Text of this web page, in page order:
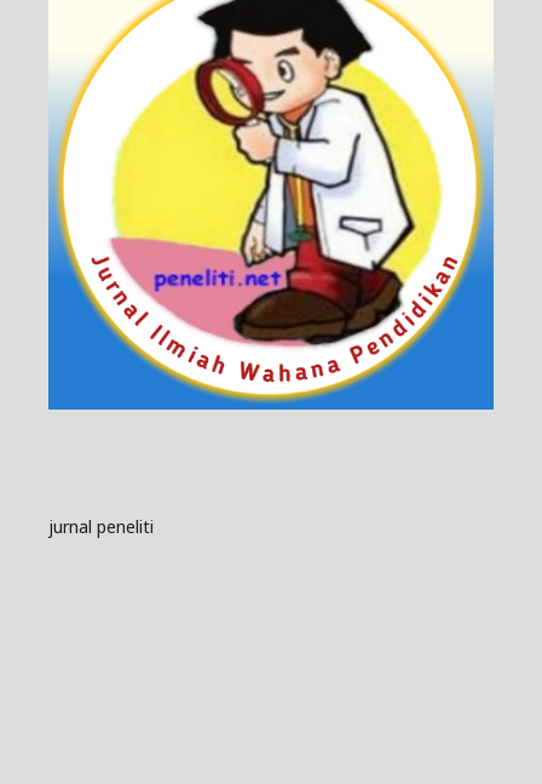
jurnal peneliti